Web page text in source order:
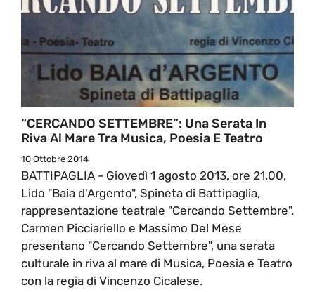
“CERCANDO SETTEMBRE”: Una Serata In
Riva Al Mare Tra Musica, Poesia E Teatro
10 Ottobre 2014
BATTIPAGLIA - Giovedì 1 agosto 2013, ore 21.00,
Lido "Baia d'Argento", Spineta di Battipaglia,
rappresentazione teatrale "Cercando Settembre".
Carmen Picciariello e Massimo Del Mese
presentano "Cercando Settembre", una serata
culturale in riva al mare di Musica, Poesia e Teatro
con la regia di Vincenzo Cicalese.